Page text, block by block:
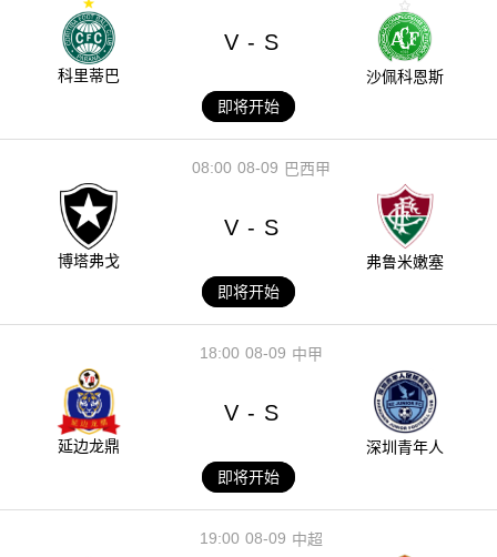
科里蒂巴
V - S
沙佩科恩斯
即将开始
08-09
08:00 巴西甲
博塔弗戈
V - S
弗鲁米嫩塞
即将开始
08-09
18:00 中甲
延边龙鼎
V - S
深圳青年人
即将开始
08-09
19:00 中超